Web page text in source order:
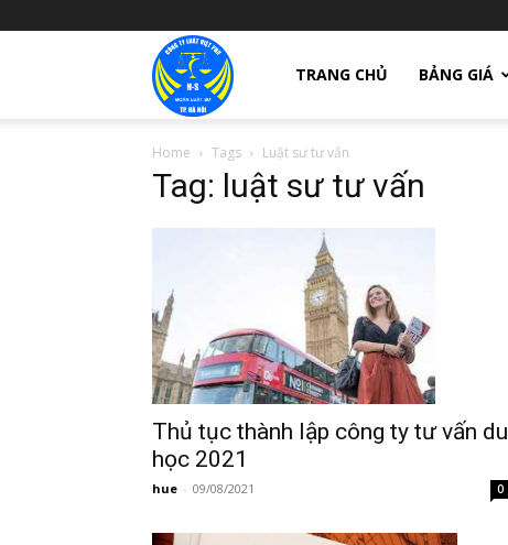
giay
phep
lap
cong
TRANG CHỦ BẢNG GIÁ
Home Tags Luật sư tư vấn
Tag: luật sư tư vấn
Thủ tục thành lập công ty tư vấn du
học 2021
hue - 09/08/2021 0